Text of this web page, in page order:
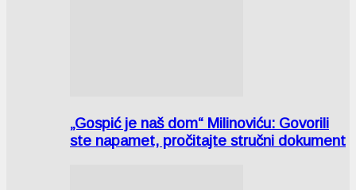
„Gospić je naš dom“ Milinoviću: Govorili
ste napamet, pročitajte stručni dokument